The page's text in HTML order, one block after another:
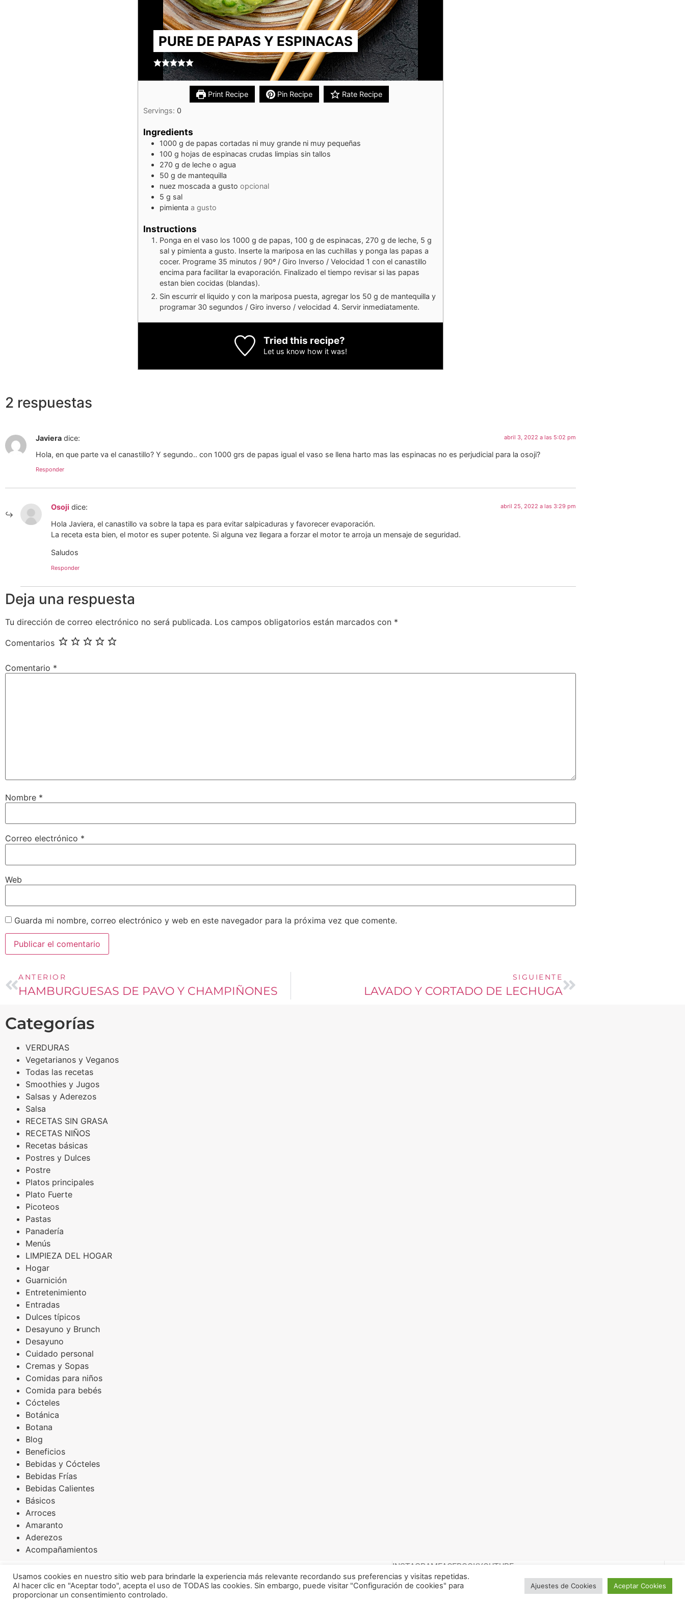
PURE DE PAPAS Y ESPINACAS
Print Recipe Pin Recipe
Rate Recipe
Servings: 0
Ingredients
1000 g de papas cortadas ni muy grande ni muy pequeñas
100 g hojas de espinacas crudas limpias sin tallos
270 g de leche o agua
50 g de mantequilla
nuez moscada a gusto opcional
5 g sal
pimienta a gusto
Instructions
Ponga en el vaso los 1000 g de papas, 100 g de espinacas, 270 g de leche, 5 g
sal y pimienta a gusto. Inserte la mariposa en las cuchillas y ponga las papas a
cocer. Programe 35 minutos / 90º / Giro Inverso / Velocidad 1 con el canastillo
encima para facilitar la evaporación. Finalizado el tiempo revisar si las papas
estan bien cocidas (blandas).
Sin escurrir el liquido y con la mariposa puesta, agregar los 50 g de mantequilla y
programar 30 segundos / Giro inverso / velocidad 4. Servir inmediatamente.
Tried this recipe?
Let us know how it was!
2 respuestas
Javiera dice: abril 3, 2022 a las 5:02 pm
Hola, en que parte va el canastillo? Y segundo.. con 1000 grs de papas igual el vaso se llena harto mas las espinacas no es perjudicial para la osoji?
Responder
Osoji dice: abril 25, 2022 a las 3:29 pm
Hola Javiera, el canastillo va sobre la tapa es para evitar salpicaduras y favorecer evaporación.
La receta esta bien, el motor es super potente. Si alguna vez llegara a forzar el motor te arroja un mensaje de seguridad.
Saludos
Responder
Deja una respuesta
Tu dirección de correo electrónico no será publicada. Los campos obligatorios están marcados con *
Comentarios
Comentario *
Nombre *
Correo electrónico *
Web
Guarda mi nombre, correo electrónico y web en este navegador para la próxima vez que comente.
ANTERIOR
HAMBURGUESAS DE PAVO Y CHAMPIÑONES
SIGUIENTE
LAVADO Y CORTADO DE LECHUGA
Categorías
VERDURAS
Vegetarianos y Veganos
Todas las recetas
Smoothies y Jugos
Salsas y Aderezos
Salsa
RECETAS SIN GRASA
RECETAS NIÑOS
Recetas básicas
Postres y Dulces
Postre
Platos principales
Plato Fuerte
Picoteos
Pastas
Panadería
Menús
LIMPIEZA DEL HOGAR
Hogar
Guarnición
Entretenimiento
Entradas
Dulces típicos
Desayuno y Brunch
Desayuno
Cuidado personal
Cremas y Sopas
Comidas para niños
Comida para bebés
Cócteles
Botánica
Botana
Blog
Beneficios
Bebidas y Cócteles
Bebidas Frías
Bebidas Calientes
Básicos
Arroces
Amaranto
Aderezos
Acompañamientos
Osoji Robotics ® 2026
INSTAGRAMFACEBOOKYOUTUBE
Usamos cookies en nuestro sitio web para brindarle la experiencia más relevante recordando sus preferencias y visitas repetidas.
Al hacer clic en "Aceptar todo", acepta el uso de TODAS las cookies. Sin embargo, puede visitar "Configuración de cookies" para
proporcionar un consentimiento controlado.
Ajuestes de Cookies Aceptar Cookies